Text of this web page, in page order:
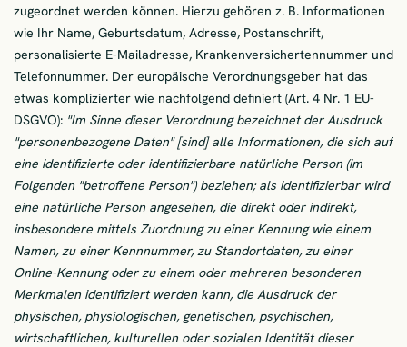
zugeordnet werden können. Hierzu gehören z. B. Informationen
wie Ihr Name, Geburtsdatum, Adresse, Postanschrift,
personalisierte E-Mailadresse, Krankenversichertennummer und
Telefonnummer. Der europäische Verordnungsgeber hat das
etwas komplizierter wie nachfolgend definiert (Art. 4 Nr. 1 EU-
DSGVO): "Im Sinne dieser Verordnung bezeichnet der Ausdruck
"personenbezogene Daten" [sind] alle Informationen, die sich auf
eine identifizierte oder identifizierbare natürliche Person (im
Folgenden "betroffene Person") beziehen; als identifizierbar wird
eine natürliche Person angesehen, die direkt oder indirekt,
insbesondere mittels Zuordnung zu einer Kennung wie einem
Namen, zu einer Kennnummer, zu Standortdaten, zu einer
Online-Kennung oder zu einem oder mehreren besonderen
Merkmalen identifiziert werden kann, die Ausdruck der
physischen, physiologischen, genetischen, psychischen,
wirtschaftlichen, kulturellen oder sozialen Identität dieser